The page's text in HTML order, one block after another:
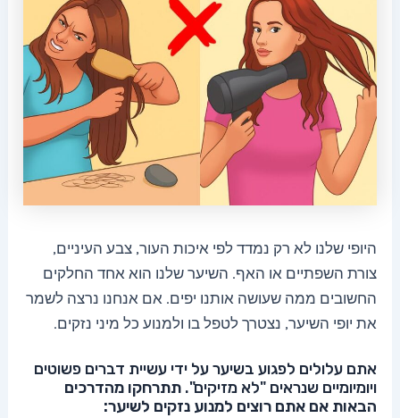
היופי שלנו לא רק נמדד לפי איכות העור, צבע העיניים,
צורת השפתיים או האף. השיער שלנו הוא אחד החלקים
החשובים ממה שעושה אותנו יפים. אם אנחנו נרצה לשמר
את יופי השיער, נצטרך לטפל בו ולמנוע כל מיני נזקים.
אתם עלולים לפגוע בשיער על ידי עשיית דברים פשוטים
ויומיומיים שנראים "לא מזיקים".תתרחקו מהדרכים
הבאות אם אתם רוצים למנוע נזקים לשיער: